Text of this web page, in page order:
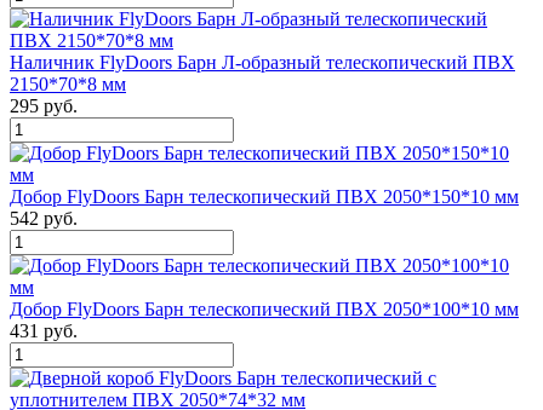
Наличник FlyDoors Барн Л-образный телескопический ПВХ
2150*70*8 мм
295 руб.
Добор FlyDoors Барн телескопический ПВХ 2050*150*10 мм
542 руб.
Добор FlyDoors Барн телескопический ПВХ 2050*100*10 мм
431 руб.